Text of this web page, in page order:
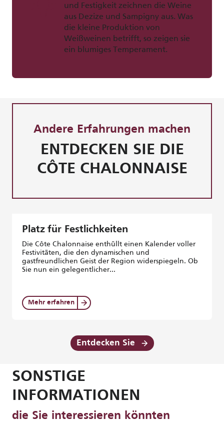
und Festigkeit zeichnen die Weine
aus Dezize und Sampigny aus. Was
die kleine Produktion von
Weißweinen betrifft, so zeigen sie
ein blumiges Temperament.
Andere Erfahrungen machen
ENTDECKEN SIE DIE
CÔTE CHALONNAISE
Platz für Festlichkeiten
Die Côte Chalonnaise enthüllt einen Kalender voller
Festivitäten, die den dynamischen und
gastfreundlichen Geist der Region widerspiegeln. Ob
Sie nun ein gelegentlicher...
Mehr erfahren
Entdecken Sie
SONSTIGE
INFORMATIONEN
die Sie interessieren könnten